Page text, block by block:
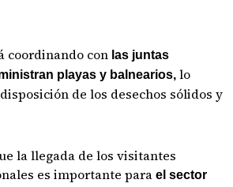
coordinando con las juntas
playas y balnearios, lo
de los desechos sólidos y
la llegada de los visitantes
es importante para el sector